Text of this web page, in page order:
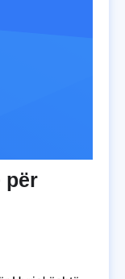
për